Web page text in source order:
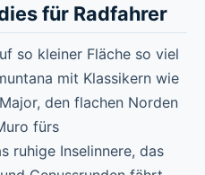
für Radfahrer
so kleiner Fläche so viel
mit Klassikern wie
den flachen Norden
fürs
ruhige Inselinnere, das